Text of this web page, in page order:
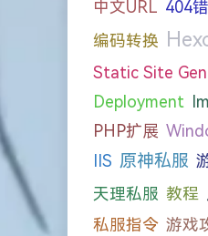
中文URL 404
编码转换
Static Site
Deployment
PHP扩展
IIS 原神私服
天理私服 教程
私服指令 游戏